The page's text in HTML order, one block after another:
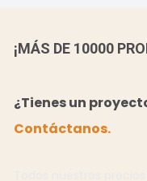
¡MÁS DE 10000
¿Tienes un
Contáctanos.